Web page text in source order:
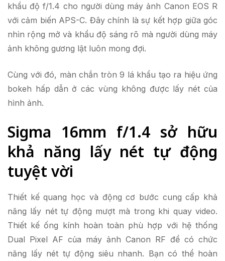
khẩu độ f/1.4 cho người dùng máy ảnh Canon EOS R
với cảm biến APS-C. Đây chính là sự kết hợp giữa góc
nhìn rộng mở và khẩu độ sáng rõ mà người dùng máy
ảnh không gương lật luôn mong đợi.
Cùng với đó, màn chắn tròn 9 lá khẩu tạo ra hiệu ứng
bokeh hấp dẫn ở các vùng không được lấy nét của
hình ảnh.
Sigma 16mm f/1.4 sở hữu
khả năng lấy nét tự động
tuyệt vời
Thiết kế quang học và động cơ bước cung cấp khả
năng lấy nét tự động mượt mà trong khi quay video.
Thiết kế ống kính hoàn toàn phù hợp với hệ thống
Dual Pixel AF của máy ảnh Canon RF để có chức
năng lấy nét tự động siêu nhanh. Bạn có thể hoàn